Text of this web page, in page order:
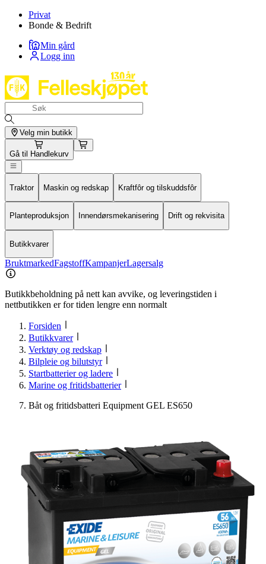
Privat
Bonde & Bedrift
Min gård
Logg inn
Velg min butikk
Gå til Handlekurv
Traktor Maskin og redskap Kraftfôr og tilskuddsfôr
Planteproduksjon Innendørsmekanisering Drift og rekvisita
Butikkvarer
BruktmarkedFagstoffKampanjerLagersalg
Butikkbeholdning på nett kan avvike, og leveringstiden i
nettbutikken er for tiden lengre enn normalt
Forsiden
Butikkvarer
Verktøy og redskap
Bilpleie og bilutstyr
Startbatterier og ladere
Marine og fritidsbatterier
Båt og fritidsbatteri Equipment GEL ES650